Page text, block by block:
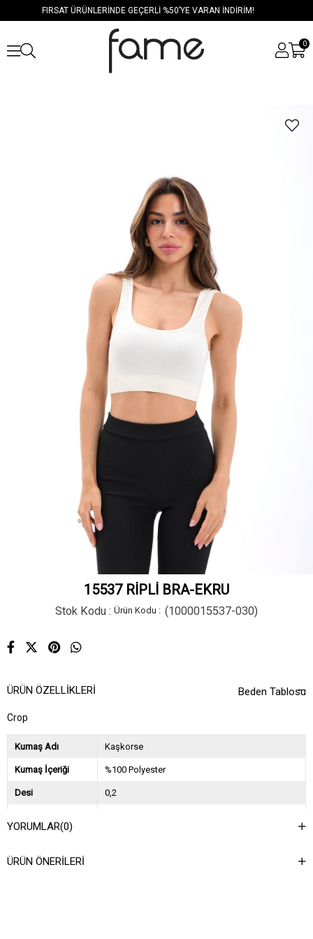
FIRSAT ÜRÜNLERİNDE GEÇERLİ %50’YE VARAN İNDİRİM!
0
15537 RİPLİ BRA-EKRU
Stok Kodu (1000015537-030)
Beden Tablosu
ÜRÜN ÖZELLIKLERI
Crop
Kumaş Adı Kaşkorse
Kumaş İçeriği %100 Polyester
Desi 0,2
Asorti Bilgisi
YORUMLAR(0)
ÜRÜN ÖNERILERI